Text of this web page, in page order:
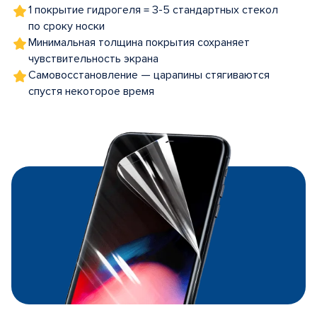
1 покрытие гидрогеля = 3-5 стандартных стекол
по сроку носки
Минимальная толщина покрытия сохраняет
чувствительность экрана
Самовосстановление — царапины стягиваются
спустя некоторое время